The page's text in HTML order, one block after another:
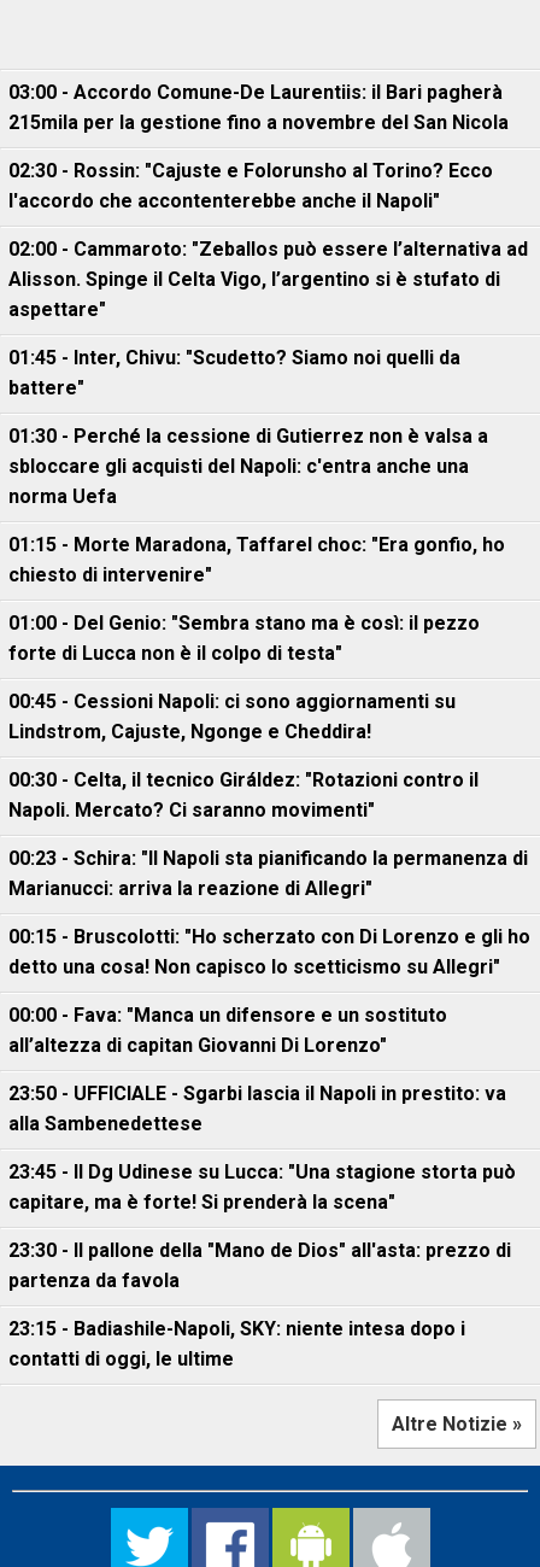
03:00 - Accordo Comune-De Laurentiis: il Bari pagherà
215mila per la gestione fino a novembre del San Nicola
02:30 - Rossin: "Cajuste e Folorunsho al Torino? Ecco
l'accordo che accontenterebbe anche il Napoli"
02:00 - Cammaroto: "Zeballos può essere l’alternativa ad
Alisson. Spinge il Celta Vigo, l’argentino si è stufato di
aspettare"
01:45 - Inter, Chivu: "Scudetto? Siamo noi quelli da
battere"
01:30 - Perché la cessione di Gutierrez non è valsa a
sbloccare gli acquisti del Napoli: c'entra anche una
norma Uefa
01:15 - Morte Maradona, Taffarel choc: "Era gonfio, ho
chiesto di intervenire"
01:00 - Del Genio: "Sembra stano ma è così: il pezzo
forte di Lucca non è il colpo di testa"
00:45 - Cessioni Napoli: ci sono aggiornamenti su
Lindstrom, Cajuste, Ngonge e Cheddira!
00:30 - Celta, il tecnico Giráldez: "Rotazioni contro il
Napoli. Mercato? Ci saranno movimenti"
00:23 - Schira: "Il Napoli sta pianificando la permanenza di
Marianucci: arriva la reazione di Allegri"
00:15 - Bruscolotti: "Ho scherzato con Di Lorenzo e gli ho
detto una cosa! Non capisco lo scetticismo su Allegri"
00:00 - Fava: "Manca un difensore e un sostituto
all’altezza di capitan Giovanni Di Lorenzo"
23:50 - UFFICIALE - Sgarbi lascia il Napoli in prestito: va
alla Sambenedettese
23:45 - Il Dg Udinese su Lucca: "Una stagione storta può
capitare, ma è forte! Si prenderà la scena"
23:30 - Il pallone della "Mano de Dios" all'asta: prezzo di
partenza da favola
23:15 - Badiashile-Napoli, SKY: niente intesa dopo i
contatti di oggi, le ultime
Altre Notizie »